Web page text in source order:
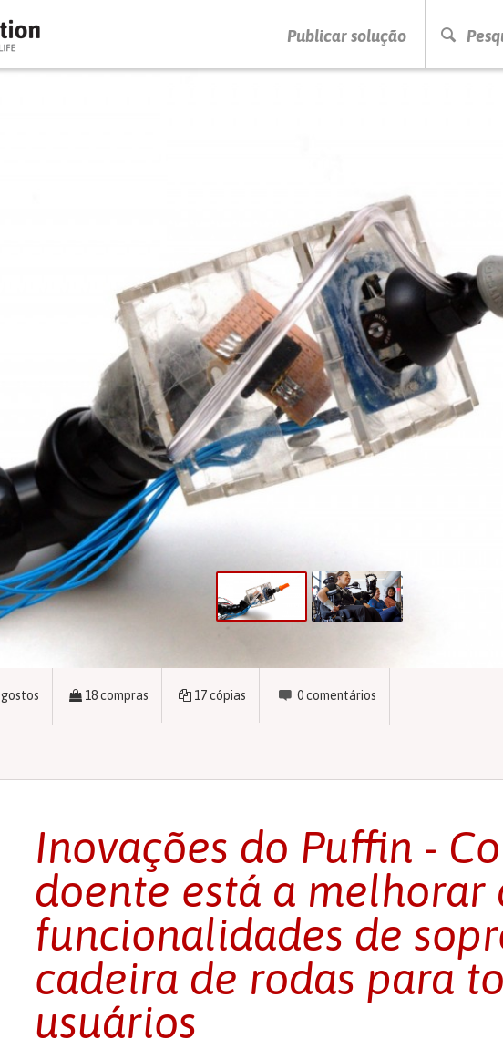
Publicar solução
PRESSIONE ENTER PARA PESQUISAR
gostos 18compras 17cópias 0comentários
Inovações do Puffin -
doente está a melhorar
funcionalidades de
cadeira de rodas para
usuários